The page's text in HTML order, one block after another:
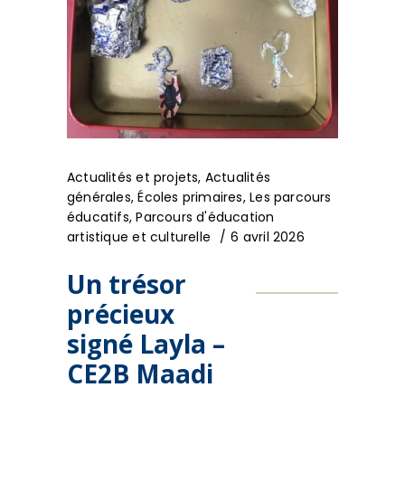
Actualités et projets, Actualités
générales,Écoles primaires,Les parcours
éducatifs,Parcours d'éducation
artistique et culturelle
6 avril 2026
Un trésor
précieux
signé Layla –
CE2B Maadi